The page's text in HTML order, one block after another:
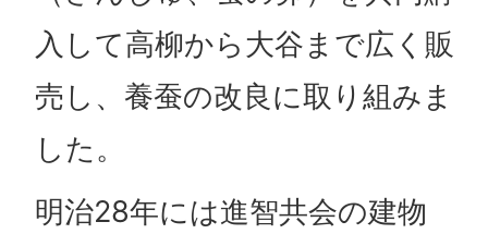
入して高柳から大谷まで広く販
売し、養蚕の改良に取り組みま
した。
明治28年には進智共会の建物